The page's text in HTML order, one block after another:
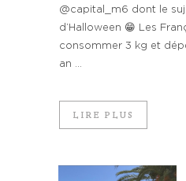
@capital_m6 dont le
d’Halloween 😁 Les
consommer 3 kg et
an ...
LIRE PLUS